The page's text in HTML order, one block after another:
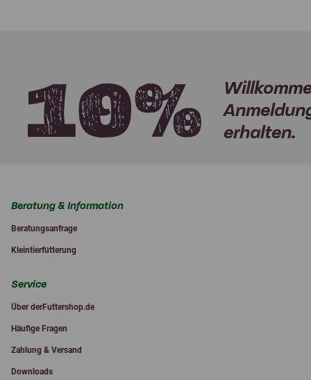
erhalten.
Beratung & Information
Beratungsanfrage
Kleintierfütterung
Service
Über derFuttershop.de
Häufige Fragen
Zahlung & Versand
Downloads